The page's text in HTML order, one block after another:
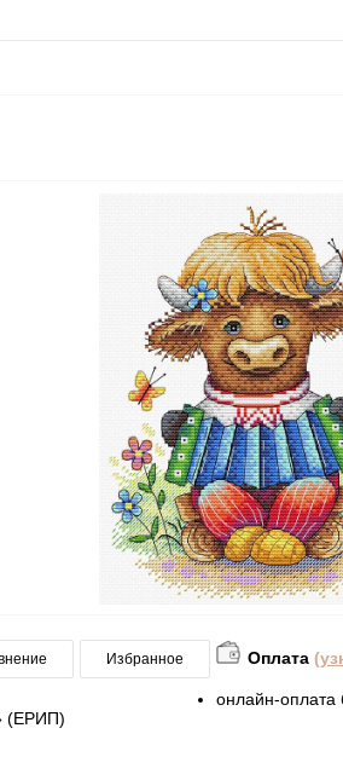
Избранное Оплата
онлайн-оплата
(ЕРИП)